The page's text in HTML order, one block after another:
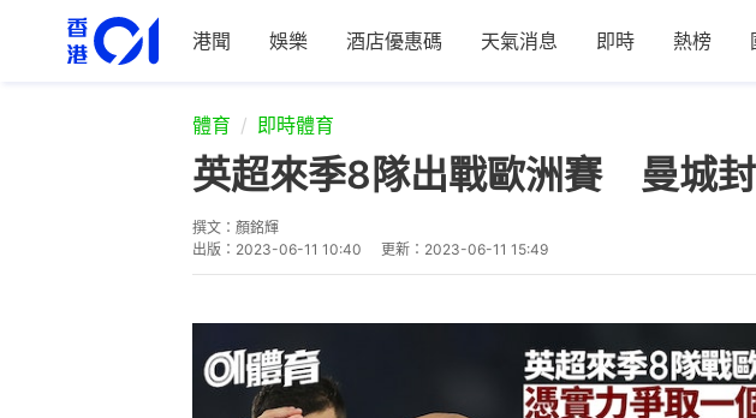
港聞 娛樂 酒店優惠碼 天氣消息 即時 熱榜
體育 即時體育
英超來季8隊出戰歐洲賽 曼城
撰文： 顏銘輝
出版： 2023-06-11 10:40 更新： 2023-06-11 15:49